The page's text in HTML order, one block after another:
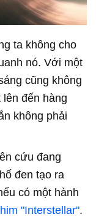
ta không cho
nó. Với một
cũng không
đến hàng
không phải
cứu đang
đen tạo ra
có một hành
"Interstellar".